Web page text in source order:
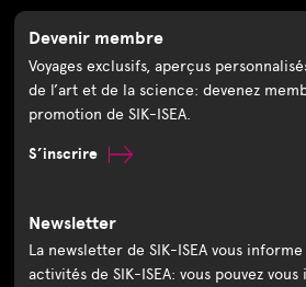
Devenir membre
Voyages exclusifs, aperçus
de l’art et de la science: devenez
promotion de SIK-ISEA.
S’inscrire
Newsletter
La newsletter de SIK-ISEA vous
activités de SIK-ISEA: vous pouvez